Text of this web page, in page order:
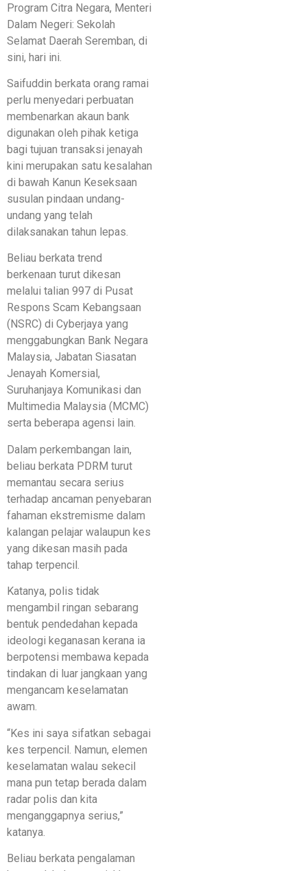
Program Citra Negara, Menteri
Dalam Negeri: Sekolah
Selamat Daerah Seremban, di
sini, hari ini.
Saifuddin berkata orang ramai
perlu menyedari perbuatan
membenarkan akaun bank
digunakan oleh pihak ketiga
bagi tujuan transaksi jenayah
kini merupakan satu kesalahan
di bawah Kanun Keseksaan
susulan pindaan undang-
undang yang telah
dilaksanakan tahun lepas.
Beliau berkata trend
berkenaan turut dikesan
melalui talian 997 di Pusat
Respons Scam Kebangsaan
(NSRC) di Cyberjaya yang
menggabungkan Bank Negara
Malaysia, Jabatan Siasatan
Jenayah Komersial,
Suruhanjaya Komunikasi dan
Multimedia Malaysia (MCMC)
serta beberapa agensi lain.
Dalam perkembangan lain,
beliau berkata PDRM turut
memantau secara serius
terhadap ancaman penyebaran
fahaman ekstremisme dalam
kalangan pelajar walaupun kes
yang dikesan masih pada
tahap terpencil.
Katanya, polis tidak
mengambil ringan sebarang
bentuk pendedahan kepada
ideologi keganasan kerana ia
berpotensi membawa kepada
tindakan di luar jangkaan yang
mengancam keselamatan
awam.
“Kes ini saya sifatkan sebagai
kes terpencil. Namun, elemen
keselamatan walau sekecil
mana pun tetap berada dalam
radar polis dan kita
menganggapnya serius,”
katanya.
Beliau berkata pengalaman